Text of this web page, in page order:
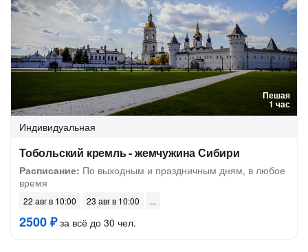
Пешая
1 час
Индивидуальная
Тобольский кремль - жемчужина Сибири
Расписание: По выходным и праздничным дням, в любое
время
22 авг в 10:00 23 авг в 10:00
2500 ₽за всё до 30 чел.